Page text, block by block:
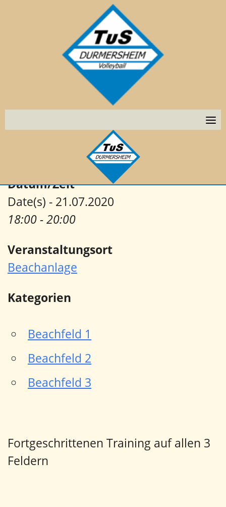
BEACHFELD 2
BEACHFELD 3
Fortgeschrittenen
Training
Charlotte Sauerland | Veröffentlicht
Datum/Zeit
Date(s) - 21.07.2020
18:00 - 20:00
Veranstaltungsort
Beachanlage
Kategorien
Beachfeld 1
Beachfeld 2
Beachfeld 3
Fortgeschrittenen Training auf allen 3
Feldern